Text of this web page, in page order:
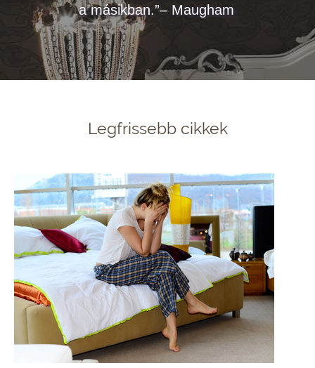
a másikban.”– Maugham
Legfrissebb cikkek